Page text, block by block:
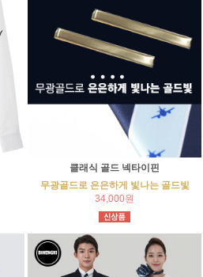
클래식 골드 넥타이핀
무광골드로 은은하게 빛나는 골드빛
34,000원